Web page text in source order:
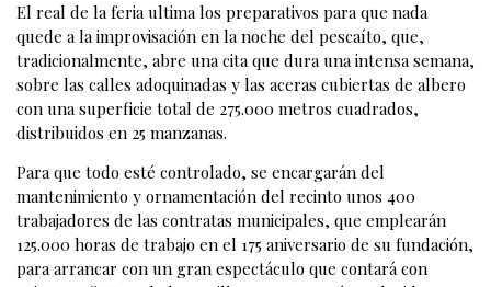
El real de la feria ultima los preparativos para que nada
quede a la improvisación en la noche del pescaíto, que,
tradicionalmente, abre una cita que dura una intensa semana,
sobre las calles adoquinadas y las aceras cubiertas de albero
con una superficie total de 275.000 metros cuadrados,
distribuidos en 25 manzanas.
Para que todo esté controlado, se encargarán del
mantenimiento y ornamentación del recinto unos 400
trabajadores de las contratas municipales, que emplearán
125.000 horas de trabajo en el 175 aniversario de su fundación,
para arrancar con un gran espectáculo que contará con